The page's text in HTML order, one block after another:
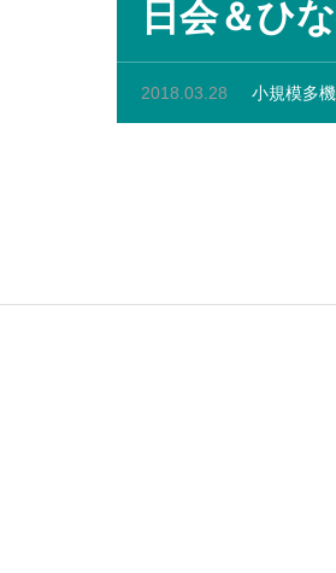
日会＆ひ
2018.03.28 小規模多